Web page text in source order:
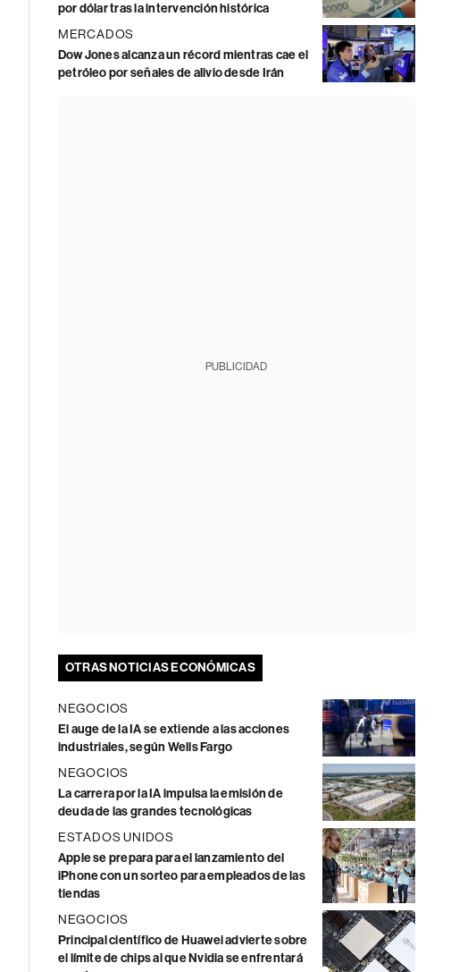
por dólar tras la intervención histórica
MERCADOS
Dow Jones alcanza un récord mientras cae el
petróleo por señales de alivio desde Irán
PUBLICIDAD
OTRAS NOTICIAS ECONÓMICAS
NEGOCIOS
El auge de la IA se extiende a las acciones
industriales, según Wells Fargo
NEGOCIOS
La carrera por la IA impulsa la emisión de
deuda de las grandes tecnológicas
ESTADOS UNIDOS
Apple se prepara para el lanzamiento del
iPhone con un sorteo para empleados de las
tiendas
NEGOCIOS
Principal científico de Huawei advierte sobre
el límite de chips al que Nvidia se enfrentará